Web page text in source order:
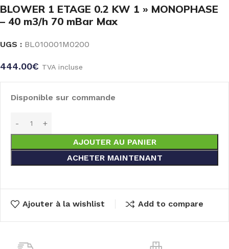
BLOWER 1 ETAGE 0.2 KW 1 » MONOPHASE
– 40 m3/h 70 mBar Max
UGS : BL010001M0200
444.00€ TVA incluse
Disponible sur commande
AJOUTER AU PANIER
ACHETER MAINTENANT
Ajouter à la wishlist Add to compare